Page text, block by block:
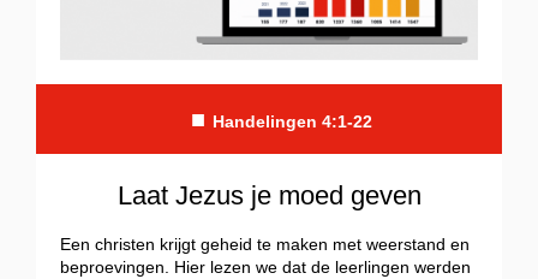
■ Handelingen 4:1-22
Laat Jezus je moed geven
Een christen krijgt geheid te maken met weerstand en
beproevingen. Hier lezen we dat de leerlingen werden